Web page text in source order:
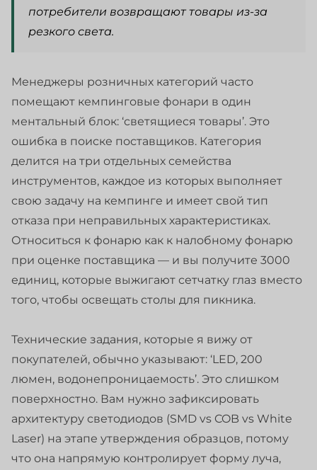
потребители возвращают товары из-за
резкого света.
Менеджеры розничных категорий часто
помещают кемпинговые фонари в один
ментальный блок: ‘светящиеся товары’. Это
ошибка в поиске поставщиков. Категория
делится на три отдельных семейства
инструментов, каждое из которых выполняет
свою задачу на кемпинге и имеет свой тип
отказа при неправильных характеристиках.
Относиться к фонарю как к налобному фонарю
при оценке поставщика — и вы получите 3000
единиц, которые выжигают сетчатку глаз вместо
того, чтобы освещать столы для пикника.
Технические задания, которые я вижу от
покупателей, обычно указывают: ‘LED, 200
люмен, водонепроницаемость’. Это слишком
поверхностно. Вам нужно зафиксировать
архитектуру светодиодов (SMD vs COB vs White
Laser) на этапе утверждения образцов, потому
что она напрямую контролирует форму луча,